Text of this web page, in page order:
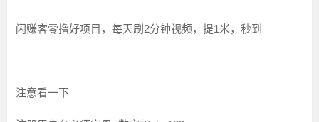
闪赚客零撸好项目，每天刷2分钟视频，提1米，秒到
注意看一下